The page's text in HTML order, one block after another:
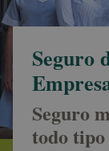
Seguro
Seguro
todo tipo